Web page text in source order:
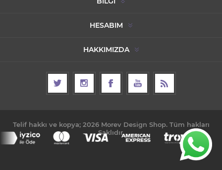
HESABIM
HAKKIMIZDA
Telif hakkı ve kopya; 2026 Morev Design Shop. Tüm hakları
Saklıdır.